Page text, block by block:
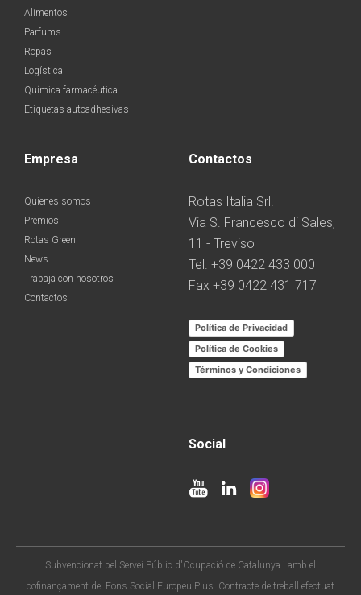
Alimentos
Parfums
Ropas
Logística
Química farmacéutica
Etiquetas autoadhesivas
Empresa
Quienes somos
Premios
Rotas Green
News
Trabaja con nosotros
Contactos
Contactos
Rotas Italia Srl.
Via S. Francesco di Sales,
11 - Treviso
Tel. +39 0422 433 000
Fax +39 0422 431 717
Política de Privacidad
Política de Cookies
Términos y Condiciones
Social
Subvencionat pel Servei Públic d'Ocupació de Catalunya i amb el
cofinançament del Fons Social Europeu Plus. Contracte de treball efectuat